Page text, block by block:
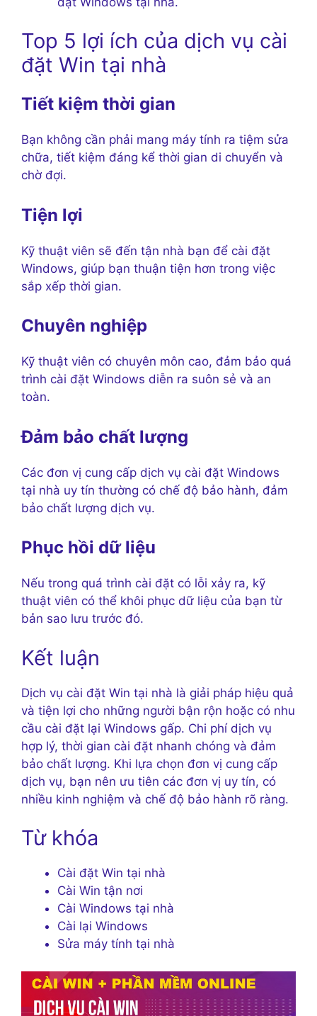
Top 5 lợi ích của dịch vụ cài
đặt Win tại nhà
Tiết kiệm thời gian
Bạn không cần phải mang máy tính ra tiệm sửa
chữa, tiết kiệm đáng kể thời gian di chuyển và
chờ đợi.
Tiện lợi
Kỹ thuật viên sẽ đến tận nhà bạn để cài đặt
Windows, giúp bạn thuận tiện hơn trong việc
sắp xếp thời gian.
Chuyên nghiệp
Kỹ thuật viên có chuyên môn cao, đảm bảo quá
trình cài đặt Windows diễn ra suôn sẻ và an
toàn.
Đảm bảo chất lượng
Các đơn vị cung cấp dịch vụ cài đặt Windows
tại nhà uy tín thường có chế độ bảo hành, đảm
bảo chất lượng dịch vụ.
Phục hồi dữ liệu
Nếu trong quá trình cài đặt có lỗi xảy ra, kỹ
thuật viên có thể khôi phục dữ liệu của bạn từ
bản sao lưu trước đó.
Kết luận
Dịch vụ cài đặt Win tại nhà là giải pháp hiệu quả
và tiện lợi cho những người bận rộn hoặc có nhu
cầu cài đặt lại Windows gấp. Chi phí dịch vụ
hợp lý, thời gian cài đặt nhanh chóng và đảm
bảo chất lượng. Khi lựa chọn đơn vị cung cấp
dịch vụ, bạn nên ưu tiên các đơn vị uy tín, có
nhiều kinh nghiệm và chế độ bảo hành rõ ràng.
Từ khóa
Cài đặt Win tại nhà
Cài Win tận nơi
Cài Windows tại nhà
Cài lại Windows
Sửa máy tính tại nhà